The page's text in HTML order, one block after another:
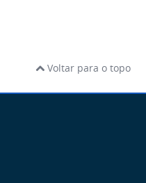
Voltar para o topo